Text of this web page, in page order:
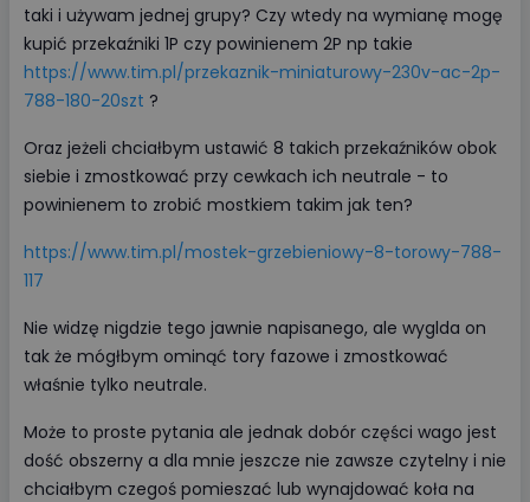
taki i używam jednej grupy? Czy wtedy na wymianę mogę
kupić przekaźniki 1P czy powinienem 2P np takie
https://www.tim.pl/przekaznik-miniaturowy-230v-ac-2p-
788-180-20szt ?
Oraz jeżeli chciałbym ustawić 8 takich przekaźników obok
siebie i zmostkować przy cewkach ich neutrale - to
powinienem to zrobić mostkiem takim jak ten?
https://www.tim.pl/mostek-grzebieniowy-8-torowy-788-
117
Nie widzę nigdzie tego jawnie napisanego, ale wyglda on
tak że mógłbym ominąć tory fazowe i zmostkować
właśnie tylko neutrale.
Może to proste pytania ale jednak dobór części wago jest
dość obszerny a dla mnie jeszcze nie zawsze czytelny i nie
chciałbym czegoś pomieszać lub wynajdować koła na